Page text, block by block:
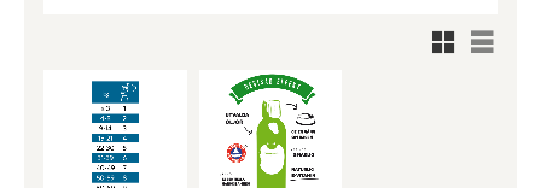
Rutnätsvy
Listvy